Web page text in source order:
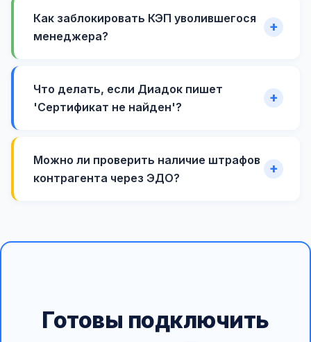
Как заблокировать КЭП уволившегося
менеджера?
Что делать, если Диадок пишет
'Сертификат не найден'?
Можно ли проверить наличие штрафов
контрагента через ЭДО?
Готовы подключить